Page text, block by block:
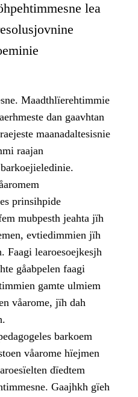
lea
Maadthlïerehtimmie
dan gaavhtan
maanadaltesisnie
raajan
prinsihpide
mubpesth jeahta jïh
evtiedimmien jïh
Faagi learoesoejkesjh
gåabpelen faagi
gamte ulmiem
våarome, jïh dah
barkoem
våarome hïejmen
dïedtem
Gaajhkh gïeh